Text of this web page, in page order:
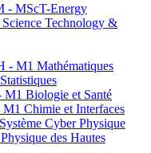
- MScT-Energy
Technology &
- M1 Mathématiques
Biologie et Santé
Chimie et Interfaces
Cyber Physique
des Hautes